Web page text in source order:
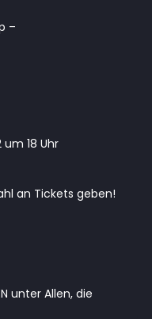
–
um 18 Uhr
an Tickets geben!
unter Allen, die